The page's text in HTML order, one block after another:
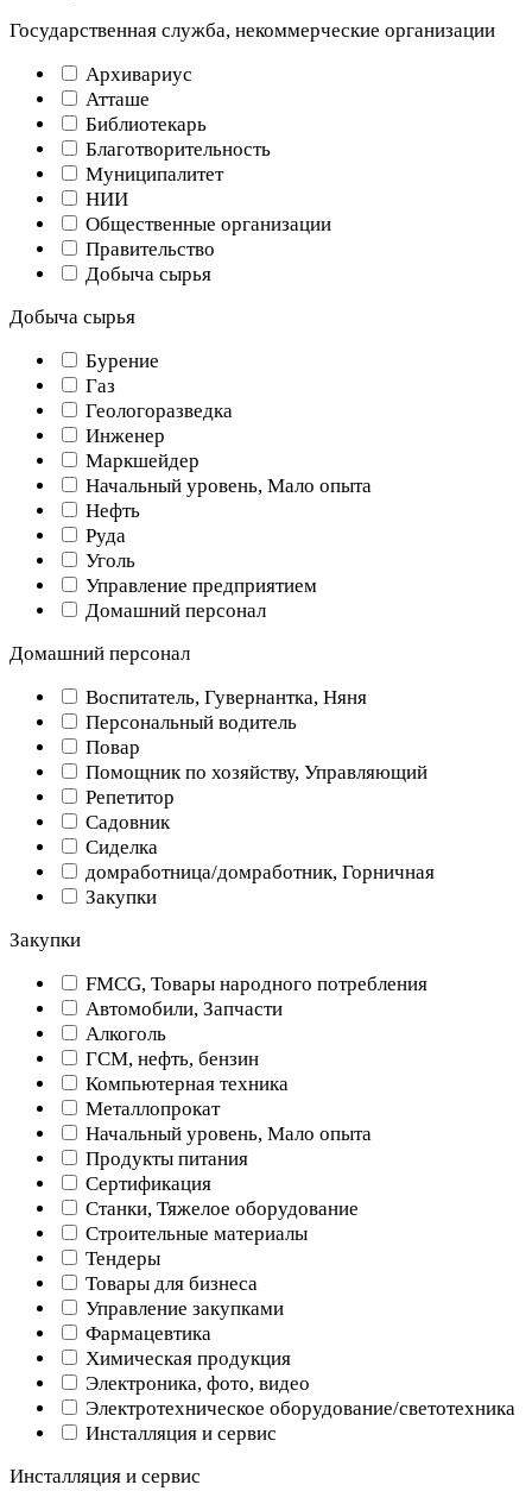
Государственная служба, некоммерческие организации
Архивариус
Атташе
Библиотекарь
Благотворительность
Муниципалитет
НИИ
Общественные организации
Правительство
Добыча сырья
Добыча сырья
Бурение
Газ
Геологоразведка
Инженер
Маркшейдер
Начальный уровень, Мало опыта
Нефть
Руда
Уголь
Управление предприятием
Домашний персонал
Домашний персонал
Воспитатель, Гувернантка, Няня
Персональный водитель
Повар
Помощник по хозяйству, Управляющий
Репетитор
Садовник
Сиделка
домработница/домработник, Горничная
Закупки
Закупки
FMCG, Товары народного потребления
Автомобили, Запчасти
Алкоголь
ГСМ, нефть, бензин
Компьютерная техника
Металлопрокат
Начальный уровень, Мало опыта
Продукты питания
Сертификация
Станки, Тяжелое оборудование
Строительные материалы
Тендеры
Товары для бизнеса
Управление закупками
Фармацевтика
Химическая продукция
Электроника, фото, видео
Электротехническое оборудование/светотехника
Инсталляция и сервис
Инсталляция и сервис